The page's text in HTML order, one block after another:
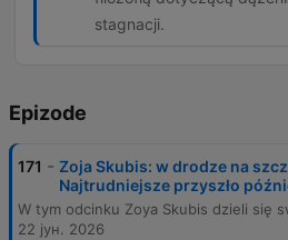
stagnacji.
Epizode
171 - Zoja Skubis: w drodze na
Najtrudniejsze przyszło
22 јун. 2026